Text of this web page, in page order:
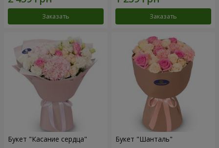
Заказать Заказать
Букет "Касание сердца" Букет "Шанталь"